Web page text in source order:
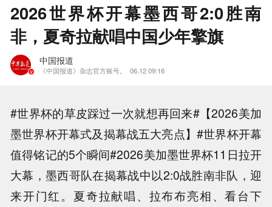
2026世界杯开幕墨西哥2:0胜南
非，夏奇拉献唱中国少年擎旗
中国报道
《中国报道》杂志官方账号。 06.12 09:16
#世界杯的草皮踩过一次就想再回来#【2026美加
墨世界杯开幕式及揭幕战五大亮点】#世界杯开幕
值得铭记的5个瞬间#2026美加墨世界杯11日拉开
大幕，墨西哥队在揭幕战中以2:0战胜南非队，迎
来开门红。夏奇拉献唱、拉布布亮相、看台下